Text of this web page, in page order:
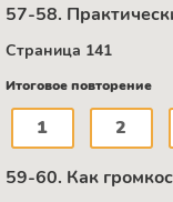
57-58.
Страница 141
Итоговое повторение
1 2
59-60. Как